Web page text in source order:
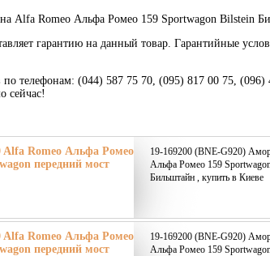
Alfa Romeo Альфа Ромео 159 Sportwagon Bilstein
гарантию на данный товар. Гарантийные
по телефонам: (044) 587 75 70, (095) 817 00 75,
сейчас!
Alfa Romeo Альфа Ромео
передний мост
19-169200 (BNE-G920)
Альфа Ромео 159
Бильштайн , купить в Киеве
Alfa Romeo Альфа Ромео
передний мост
19-169200 (BNE-G920)
Альфа Ромео 159